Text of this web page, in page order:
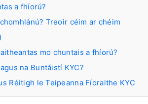
a fhíorú?
Treoir céim ar chéim
mo chuntais a fhíorú?
na Buntáistí KYC?
Réitigh le Teipeanna Fíoraithe KYC